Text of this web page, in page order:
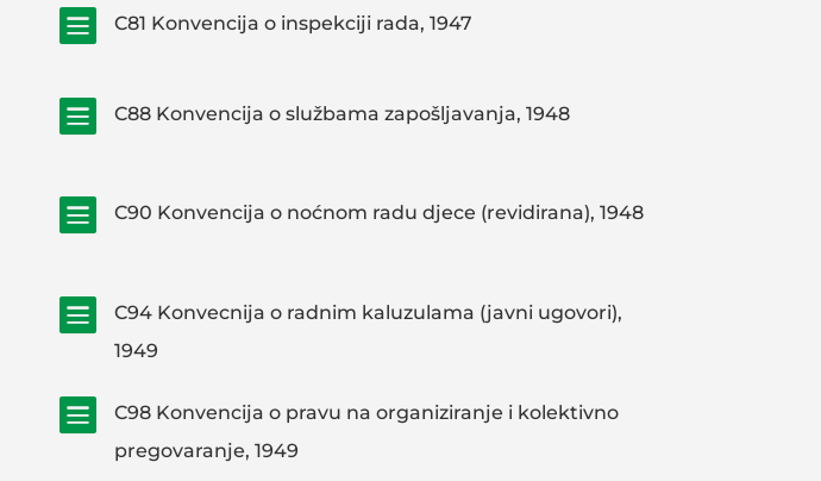
 C81 Konvencija o inspekciji rada, 1947
 C88 Konvencija o službama zapošljavanja, 1948
 C90 Konvencija o noćnom radu djece (revidirana), 1948

C94 Konvecnija o radnim kaluzulama (javni ugovori),
1949

C98 Konvencija o pravu na organiziranje i kolektivno
pregovaranje, 1949